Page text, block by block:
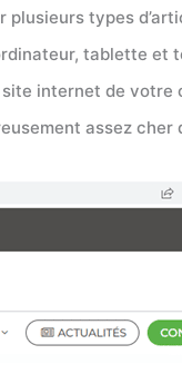
plusieurs types
tablette
internet de
assez